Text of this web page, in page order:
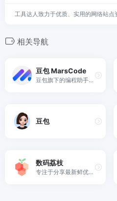
工具达人致力于优质、实用的网络站点
相关导航
豆包 MarsCode
豆包旗下的编程助手，提供智能补全、智能预测、智能问答等能力，节省开发时间，释放脑海中的创造力
豆包
数码荔枝
专注于分享最新鲜优秀的正版软件